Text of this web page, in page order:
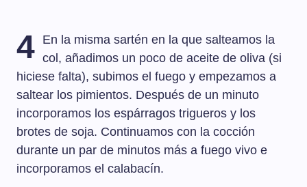
4 En la misma sartén en la que salteamos la
col, añadimos un poco de aceite de oliva (si
hiciese falta), subimos el fuego y empezamos a
saltear los pimientos. Después de un minuto
incorporamos los espárragos trigueros y los
brotes de soja. Continuamos con la cocción
durante un par de minutos más a fuego vivo e
incorporamos el calabacín.